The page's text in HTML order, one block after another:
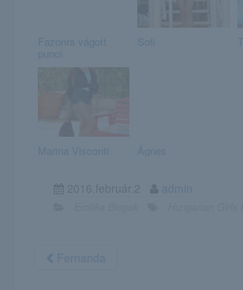
Fazonra vágott
punci
Sofi
Marina Visconti Ágnes
admin
Fernanda